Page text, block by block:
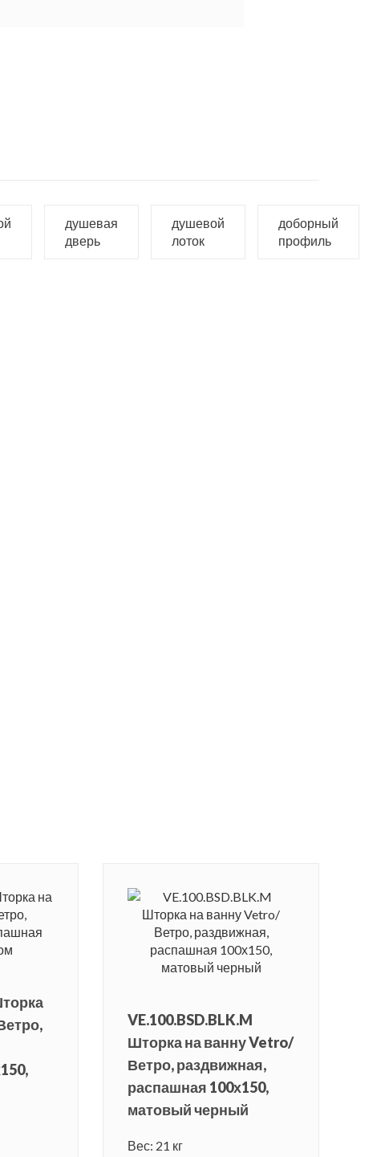
душевая
дверь
душевой
лоток
доборный
профиль
VE.100.BSD.BLK.M
Шторка на ванну Vetro/
Ветро, раздвижная,
распашная 100х150,
матовый черный
Вес: 21 кг